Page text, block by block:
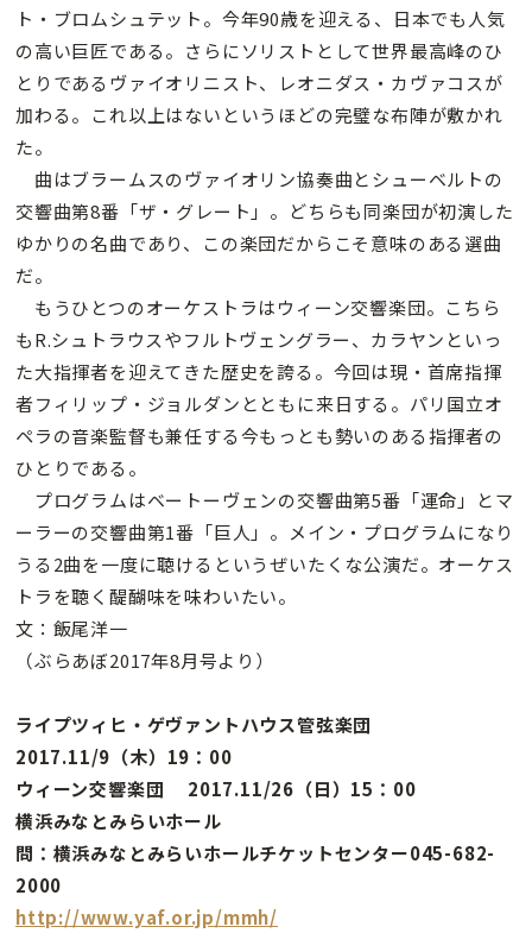
ト・ブロムシュテット。今年90歳を迎える、日本でも人気
の高い巨匠である。さらにソリストとして世界最高峰のひ
とりであるヴァイオリニスト、レオニダス・カヴァコスが
加わる。これ以上はないというほどの完璧な布陣が敷かれ
た。
曲はブラームスのヴァイオリン協奏曲とシューベルトの
交響曲第8番「ザ・グレート」。どちらも同楽団が初演した
ゆかりの名曲であり、この楽団だからこそ意味のある選曲
だ。
もうひとつのオーケストラはウィーン交響楽団。こちら
もR.シュトラウスやフルトヴェングラー、カラヤンといっ
た大指揮者を迎えてきた歴史を誇る。今回は現・首席指揮
者フィリップ・ジョルダンとともに来日する。パリ国立オ
ペラの音楽監督も兼任する今もっとも勢いのある指揮者の
ひとりである。
プログラムはベートーヴェンの交響曲第5番「運命」とマ
ーラーの交響曲第1番「巨人」。メイン・プログラムになり
うる2曲を一度に聴けるというぜいたくな公演だ。オーケス
トラを聴く醍醐味を味わいたい。
文：飯尾洋一
（ぶらあぼ2017年8月号より）
ライプツィヒ・ゲヴァントハウス管弦楽団
2017.11/9（木）19：00
ウィーン交響楽団 2017.11/26（日）15：00
横浜みなとみらいホール
問：横浜みなとみらいホールチケットセンター045-682-
2000
http://www.yaf.or.jp/mmh/